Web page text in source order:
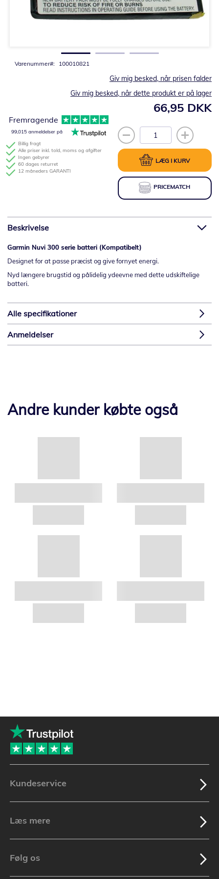
Varenummer 100010821
66,95 DKK
Giv mig besked, når prisen falder
Giv mig besked, når dette produkt er på lager
LÆG I KURV
PRICEMATCH
Billig fragt
Alle priser inkl. told, moms og afgifter
Ingen gebyrer
60 dages returret
12 måneders GARANTI
Fremragende
99,015 anmeldelser på
Beskrivelse
Garmin Nuvi 300 serie batteri (Kompatibelt)
Designet for at passe præcist og give fornyet energi.
Nyd længere brugstid og pålidelig ydeevne med dette udskiftelige
batteri.
Alle specifikationer
Anmeldelser
Andre kunder købte også
Kundeservice
Læs mere
Følg os